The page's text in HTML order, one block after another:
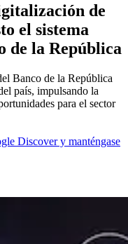
de
el sistema
de la República
Banco de la República
país, impulsando la
para el sector
Discover y manténgase